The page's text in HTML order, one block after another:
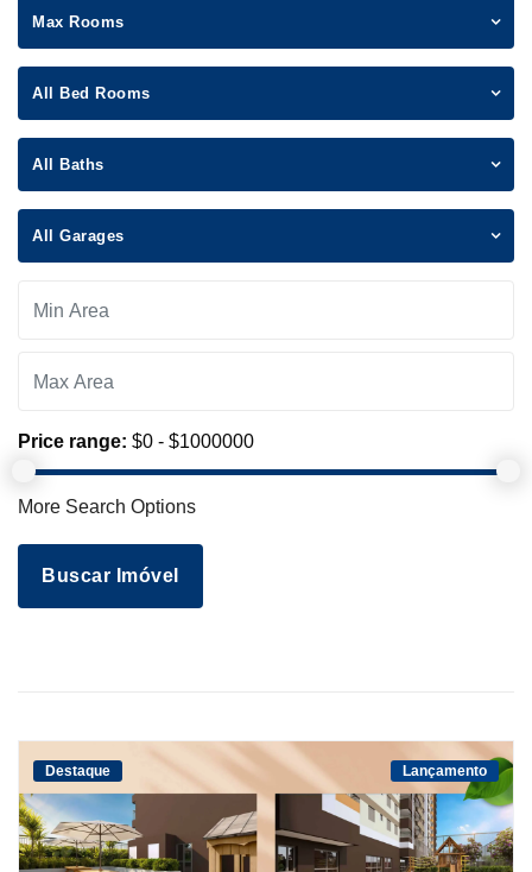
Max Rooms
All Bed Rooms
All Baths
All Garages
Price range: $0 - $1000000
More Search Options
Buscar Imóvel
Destaque Lançamento